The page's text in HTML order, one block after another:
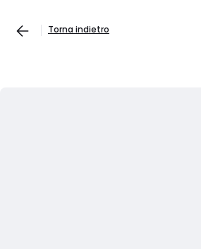
Torna indietro